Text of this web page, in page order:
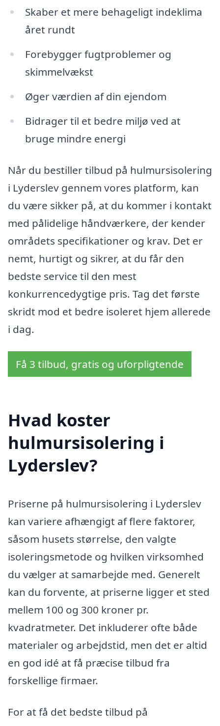
Skaber et mere behageligt indeklima
året rundt
Forebygger fugtproblemer og
skimmelvækst
Øger værdien af din ejendom
Bidrager til et bedre miljø ved at
bruge mindre energi
Når du bestiller tilbud på hulmursisolering
i Lyderslev gennem vores platform, kan
du være sikker på, at du kommer i kontakt
med pålidelige håndværkere, der kender
områdets specifikationer og krav. Det er
nemt, hurtigt og sikrer, at du får den
bedste service til den mest
konkurrencedygtige pris. Tag det første
skridt mod et bedre isoleret hjem allerede
i dag.
Få 3 tilbud, gratis og uforpligtende
Hvad koster
hulmursisolering i
Lyderslev?
Priserne på hulmursisolering i Lyderslev
kan variere afhængigt af flere faktorer,
såsom husets størrelse, den valgte
isoleringsmetode og hvilken virksomhed
du vælger at samarbejde med. Generelt
kan du forvente, at priserne ligger et sted
mellem 100 og 300 kroner pr.
kvadratmeter. Det inkluderer ofte både
materialer og arbejdstid, men det er altid
en god idé at få præcise tilbud fra
forskellige firmaer.
For at få det bedste tilbud på